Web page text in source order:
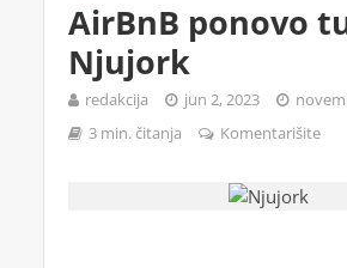
AirBnB ponovo
Njujork
redakcija jun 2, 2023
3 min. čitanja
Komentarišite